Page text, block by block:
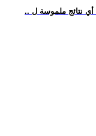
نتائج ملموسة ل